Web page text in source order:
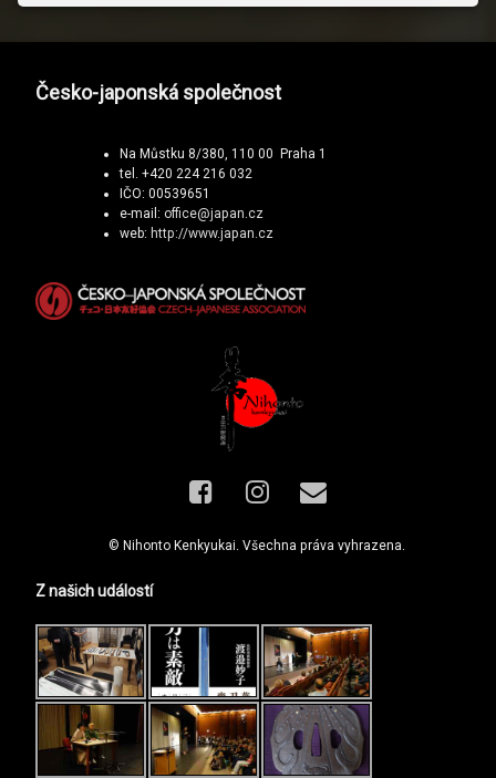
Česko-japonská společnost
Na Můstku 8/380, 110 00 Praha 1
tel. +420 224 216 032
IČO: 00539651
e-mail: office@japan.cz
web: http://www.japan.cz
Facebook
Instagram
E-mail
© Nihonto Kenkyukai. Všechna práva vyhrazena.
Z našich událostí